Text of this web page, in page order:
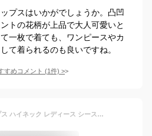
プスはいかがでしょうか。凸凹
トの花柄が上品で大人可愛いと
一枚で着ても、ワンピースやカ
て着られるのも良いですね。
すめコメント (1件) >
[Pneito] シアー トップス ハイネック レディース シースルー トップス レース 透け感 重ね着 伸縮性 シアーシャツ 長袖 柔らかい 薄手 花柄 可愛い 春夏秋冬(L，ベージュ)